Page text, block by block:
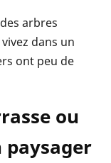
arbres
dans un
ont peu de
ou